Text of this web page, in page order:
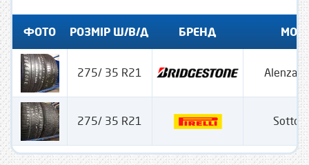
ФОТО РОЗМІР Ш/В/Д БРЕНД
275/ 35 R21 Alenza
275/ 35 R21 Sotto